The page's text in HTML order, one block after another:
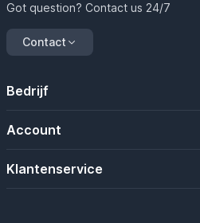
Got question? Contact us 24/7
Contact
Bedrijf
Account
Klantenservice